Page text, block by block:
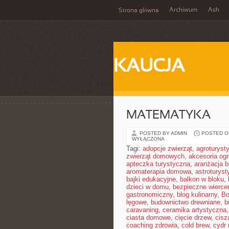
Strona główna Archiwum Ash
KAUCJA
MATEMATYKA
POSTED BY ADMIN POSTED
WYŁĄCZONA
Tagi: adopcje zwierząt,
zwierząt domowych, akcesoria
apteczka turystyczna, aranżacja
aromaterapia domowa,
bajki edukacyjne, balkon w bloku,
dzieci w domu, bezpieczne
gastronomiczny, blog kulinarny,
lęgowe, budownictwo drewniane,
caravaning, ceramika artystyczna,
ciasta domowe, cięcie drzew,
coaching zdrowia, cold brew, cydr